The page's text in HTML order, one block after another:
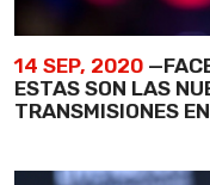
14 SEP, 2020
ESTAS SON LAS
TRANSMISIONES